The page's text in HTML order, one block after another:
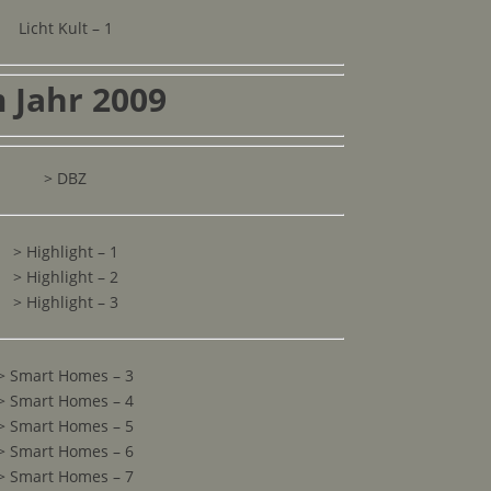
Licht Kult – 1
Jahr 2009
> DBZ
> Highlight – 1
> Highlight – 2
> Highlight – 3
Smart Homes – 3
Smart Homes – 4
Smart Homes – 5
Smart Homes – 6
Smart Homes – 7